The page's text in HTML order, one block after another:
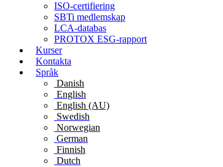
ISO-certifiering
SBTi medlemskap
LCA-databas
PROTOX ESG-rapport
Kurser
Kontakta
Språk
Danish
English
English (AU)
Swedish
Norwegian
German
Finnish
Dutch